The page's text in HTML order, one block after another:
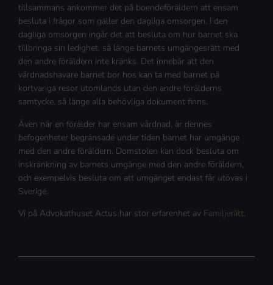
tillsammans ankommer det på boendeföräldern att ensam
besluta i frågor som gäller den dagliga omsorgen. I den
dagliga omsorgen ingår det att besluta om hur barnet ska
tillbringa sin ledighet, så länge barnets umgängesrätt med
den andre föräldern inte kränks. Det innebär att den
vårdnadshavare barnet bor hos kan ta med barnet på
kortvariga resor utomlands utan den andre förälderns
samtycke, så länge alla behövliga dokument finns.
Även när en förälder har ensam vårdnad, är dennes
befogenheter begränsade under tiden barnet har umgänge
med den andre föräldern. Domstolen kan dock besluta om
inskränkning av barnets umgänge med den andre föräldern,
och exempelvis besluta om att umgänget endast får utövas i
Sverige.
Vi på Advokathuset Actus har stor erfarenhet av Familjerätt.